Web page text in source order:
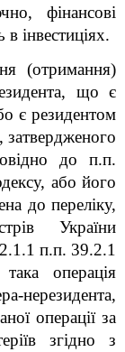
фінансові
інвестиціях.
(отримання)
що є
є резидентом
затвердженого
до п.п.
або його
до переліку,
України
п.п. 39.2.1
операція
нерезидента,
операції за
згідно з